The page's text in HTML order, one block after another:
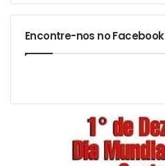
Encontre-nos no Facebook